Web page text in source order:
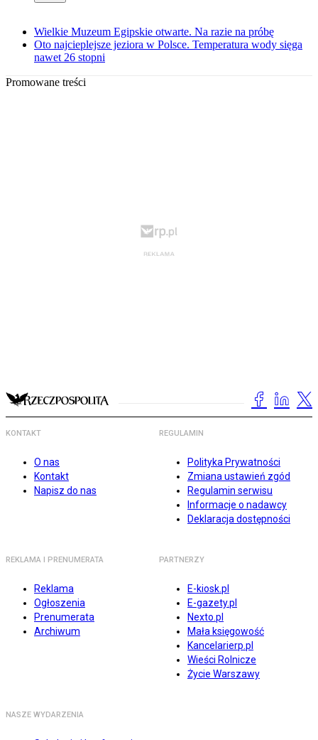
Wielkie Muzeum Egipskie otwarte. Na razie na próbę
Oto najcieplejsze jeziora w Polsce. Temperatura wody sięga
nawet 26 stopni
Promowane treści
KONTAKT
O nas
Kontakt
Napisz do nas
REGULAMIN
Polityka Prywatności
Zmiana ustawień zgód
Regulamin serwisu
Informacje o nadawcy
Deklaracja dostępności
REKLAMA I PRENUMERATA
Reklama
Ogłoszenia
Prenumerata
Archiwum
PARTNERZY
E-kiosk.pl
E-gazety.pl
Nexto.pl
Mała księgowość
Kancelarierp.pl
Wieści Rolnicze
Życie Warszawy
NASZE WYDARZENIA